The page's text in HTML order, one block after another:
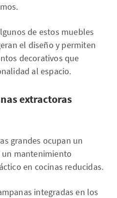
de estos muebles
el diseño y permiten
decorativos que
al espacio.
extractoras
grandes ocupan un
un mantenimiento
en cocinas reducidas.
integradas en los